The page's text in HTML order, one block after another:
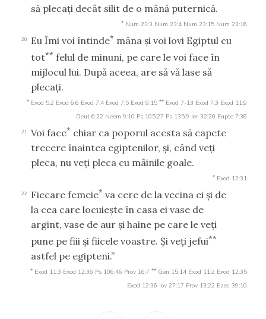
să plecaţi decât silit de o mână puternică.
* Num 23:3 Num 23:4 Num 23:15 Num 23:16
20 Eu Îmi voi întinde* mâna şi voi lovi Egiptul cu
tot** felul de minuni, pe care le voi face în
mijlocul lui. După aceea, are să vă lase să
plecaţi.
* Exod 5:2 Exod 6:6 Exod 7:4 Exod 7:5 Exod 9:15 ** Exod 7-13 Exod 7:3 Exod 11:9
Deut 6:22 Neem 9:10 Ps 105:27 Ps 135:9 Ier 32:20 Fapte 7:36
21 Voi face* chiar ca poporul acesta să capete
trecere înaintea egiptenilor, şi, când veţi
pleca, nu veţi pleca cu mâinile goale.
* Exod 12:31
22 Fiecare femeie* va cere de la vecina ei şi de
la cea care locuieşte în casa ei vase de
argint, vase de aur şi haine pe care le veţi
pune pe fiii şi fiicele voastre. Şi veţi jefui**
astfel pe egipteni.”
* Exod 11:3 Exod 12:36 Ps 106:46 Prov 16:7 ** Gen 15:14 Exod 11:2 Exod 12:35
Exod 12:36 Iov 27:17 Prov 13:22 Ezec 39:10